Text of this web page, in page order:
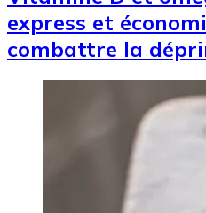
express et
combattre la